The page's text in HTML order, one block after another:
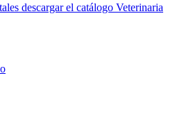
descargar el catálogo Veterinaria